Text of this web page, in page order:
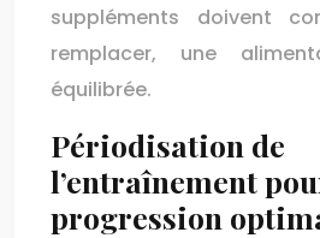
suppléments doivent
remplacer, une
équilibrée.
Périodisation de
l’entraînement
progression